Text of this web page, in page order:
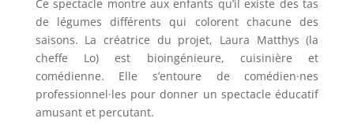
Ce spectacle montre aux enfants qu’il existe des tas
de légumes différents qui colorent chacune des
saisons. La créatrice du projet, Laura Matthys (la
cheffe Lo) est bioingénieure, cuisinière et
comédienne. Elle s’entoure de comédien·nes
professionnel·les pour donner un spectacle éducatif
amusant et percutant.